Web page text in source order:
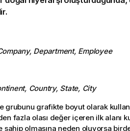
, Department, Employee
, Country, State, City
grubunu grafikte boyut olarak
fazla olası değer içeren ilk alanı
sahip olmasına neden oluyorsa